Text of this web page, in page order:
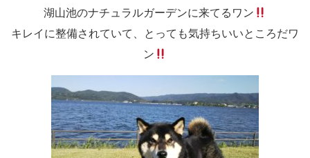
湖山池のナチュラルガーデンに来てるワン
キレイに整備されていて、とっても気持ちいいところだワ
ン